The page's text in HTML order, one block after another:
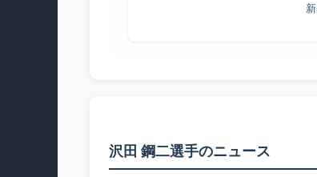
沢田 鋼二選手のニュース